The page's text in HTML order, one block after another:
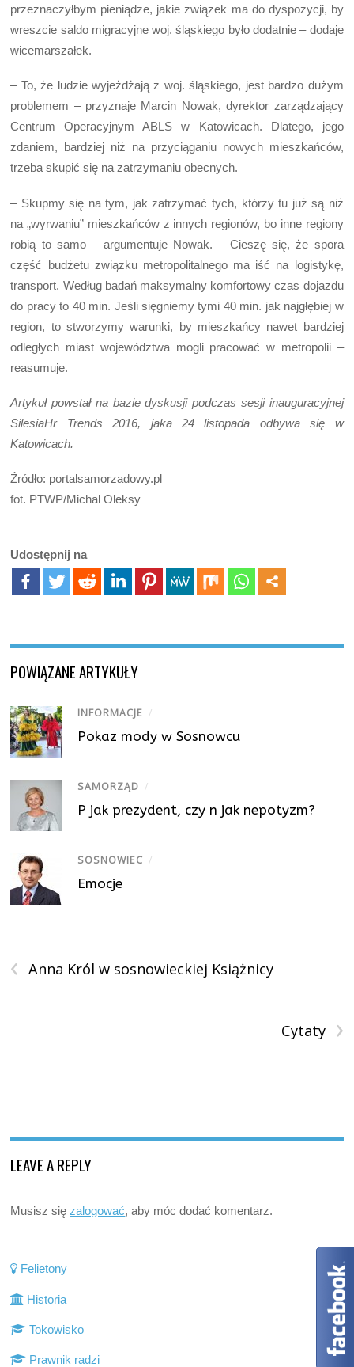
przeznaczyłbym pieniądze, jakie związek ma do dyspozycji, by
wreszcie saldo migracyjne woj. śląskiego było dodatnie – dodaje
wicemarszałek.
– To, że ludzie wyjeżdżają z woj. śląskiego, jest bardzo dużym
problemem – przyznaje Marcin Nowak, dyrektor zarządzający
Centrum Operacyjnym ABLS w Katowicach. Dlatego, jego
zdaniem, bardziej niż na przyciąganiu nowych mieszkańców,
trzeba skupić się na zatrzymaniu obecnych.
– Skupmy się na tym, jak zatrzymać tych, którzy tu już są niż
na „wyrwaniu” mieszkańców z innych regionów, bo inne regiony
robią to samo – argumentuje Nowak. – Cieszę się, że spora
część budżetu związku metropolitalnego ma iść na logistykę,
transport. Według badań maksymalny komfortowy czas dojazdu
do pracy to 40 min. Jeśli sięgniemy tymi 40 min. jak najgłębiej w
region, to stworzymy warunki, by mieszkańcy nawet bardziej
odległych miast województwa mogli pracować w metropolii –
reasumuje.
Artykuł powstał na bazie dyskusji podczas sesji inauguracyjnej
SilesiaHr Trends 2016, jaka 24 listopada odbywa się w
Katowicach.
Źródło: portalsamorzadowy.pl
fot. PTWP/Michal Oleksy
Udostępnij na
POWIĄZANE ARTYKUŁY
INFORMACJE /
Pokaz mody w Sosnowcu
SAMORZĄD /
P jak prezydent, czy n jak nepotyzm?
SOSNOWIEC /
Emocje
‹ Anna Król w sosnowieckiej Książnicy
›
Cytaty
LEAVE A REPLY
Musisz sięzalogować, aby móc dodać komentarz.
Felietony
Historia
Tokowisko
Prawnik radzi